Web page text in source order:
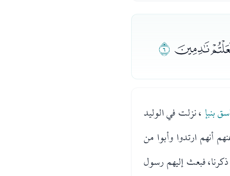
ﭰ
بنبإ ، نزلت في الوليد
أنهم ارتدوا وأبوا من
فبعث إليهم رسول